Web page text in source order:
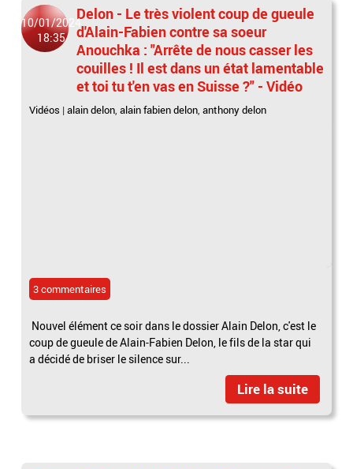
10/01/2024
18:35
Delon - Le très violent coup de gueule
d'Alain-Fabien contre sa soeur
Anouchka : "Arrête de nous casser les
couilles ! Il est dans un état lamentable
et toi tu t'en vas en Suisse ?" - Vidéo
Vidéos |alain delon,alain fabien delon,anthony delon
3 commentaires
Nouvel élément ce soir dans le dossier Alain Delon, c'est le
coup de gueule de Alain-Fabien Delon, le fils de la star qui
a décidé de briser le silence sur...
Lire la suite